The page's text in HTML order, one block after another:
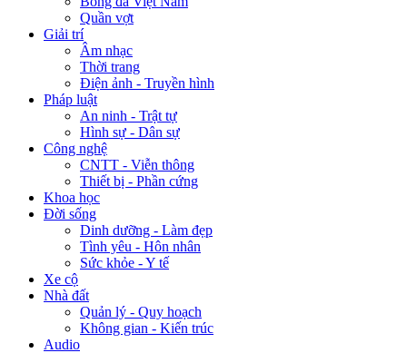
Quần vợt
Giải trí
Âm nhạc
Thời trang
Điện ảnh - Truyền hình
Pháp luật
An ninh - Trật tự
Hình sự - Dân sự
Công nghệ
CNTT - Viễn thông
Thiết bị - Phần cứng
Khoa học
Đời sống
Dinh dưỡng - Làm đẹp
Tình yêu - Hôn nhân
Sức khỏe - Y tế
Xe cộ
Nhà đất
Quản lý - Quy hoạch
Không gian - Kiến trúc
Audio